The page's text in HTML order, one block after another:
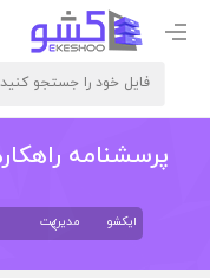
پرسشنامه
ایکشو مدیریت